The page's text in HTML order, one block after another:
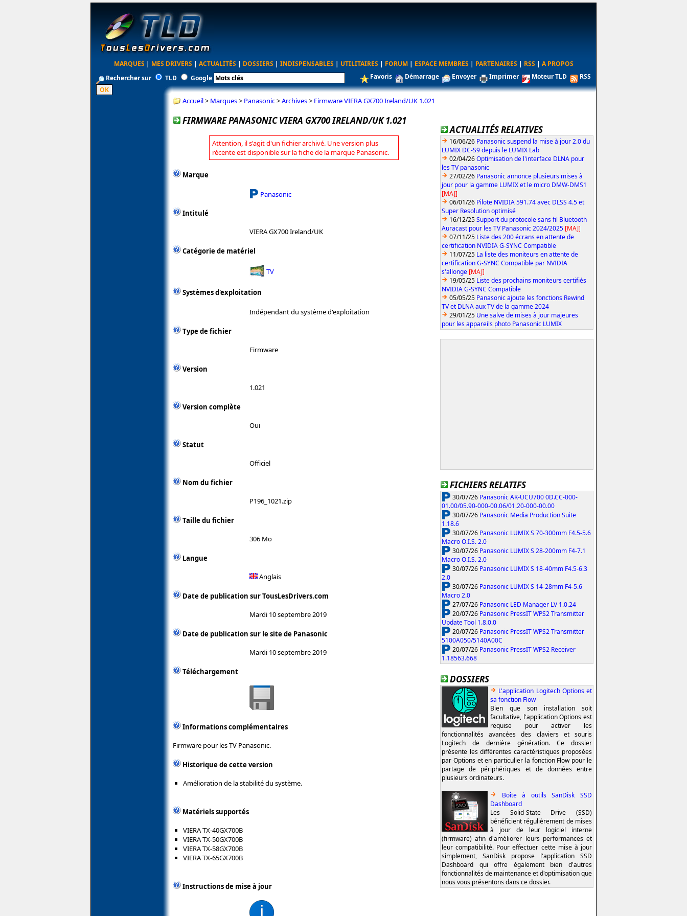
MARQUES | MES DRIVERS | ACTUALITÉS | DOSSIERS | INDISPENSABLES | UTILITAIRES | FORUM | ESPACE MEMBRES | PARTENAIRES | RSS | A PROPOS
Rechercher sur
TLD Google Favoris Démarrage Envoyer Imprimer Moteur TLD RSS
Accueil> Marques> Panasonic>Archives> Firmware VIERA GX700 Ireland/UK 1.021
FIRMWARE PANASONIC VIERA GX700 IRELAND/UK 1.021
Attention, il s'agit d'un fichier archivé. Une version plus
récente est disponible sur la fiche de la marque Panasonic.
Marque
Panasonic
Intitulé
VIERA GX700 Ireland/UK
Catégorie de matériel
TV
Systèmes d'exploitation
Indépendant du système d'exploitation
Type de fichier
Firmware
Version
1.021
Version complète
Oui
Statut
Officiel
Nom du fichier
P196_1021.zip
Taille du fichier
306 Mo
Langue
Anglais
Date de publication sur TousLesDrivers.com
Mardi 10 septembre 2019
Date de publication sur le site de Panasonic
Mardi 10 septembre 2019
Téléchargement
Informations complémentaires
Firmware pour les TV Panasonic.
Historique de cette version
Amélioration de la stabilité du système.
Matériels supportés
VIERA TX-40GX700B
VIERA TX-50GX700B
VIERA TX-58GX700B
VIERA TX-65GX700B
Instructions de mise à jour
ACTUALITÉS RELATIVES
16/06/26 Panasonic suspend la mise à jour 2.0 du
LUMIX DC-S9 depuis le LUMIX Lab
02/04/26Optimisation de l'interface DLNA pour
les TV panasonic
27/02/26 Panasonic annonce plusieurs mises à
jour pour la gamme LUMIX et le micro DMW-DMS1
[MAJ]
06/01/26 Pilote NVIDIA 591.74 avec DLSS 4.5 et
Super Resolution optimisé
16/12/25Support du protocole sans fil Bluetooth
Auracast pour les TV Panasonic 2024/2025 [MAJ]
07/11/25 Liste des 200 écrans en attente de
certification NVIDIA G-SYNC Compatible
11/07/25 La liste des moniteurs en attente de
certification G-SYNC Compatible par NVIDIA
s'allonge [MAJ]
19/05/25 Liste des prochains moniteurs certifiés
NVIDIA G-SYNC Compatible
05/05/25 Panasonic ajoute les fonctions Rewind
TV et DLNA aux TV de la gamme 2024
29/01/25 Une salve de mises à jour majeures
pour les appareils photo Panasonic LUMIX
FICHIERS RELATIFS
30/07/26 Panasonic AK-UCU700 0D.CC-000-
01.00/05.90-000-00.06/01.20-000-00.00
30/07/26 Panasonic Media Production Suite
1.18.6
30/07/26 Panasonic LUMIX S 70-300mm F4.5-5.6
Macro O.I.S. 2.0
30/07/26 Panasonic LUMIX S 28-200mm F4-7.1
Macro O.I.S. 2.0
30/07/26 Panasonic LUMIX S 18-40mm F4.5-6.3
2.0
30/07/26 Panasonic LUMIX S 14-28mm F4-5.6
Macro 2.0
27/07/26 Panasonic LED Manager LV 1.0.24
20/07/26 Panasonic PressIT WPS2 Transmitter
Update Tool 1.8.0.0
20/07/26 Panasonic PressIT WPS2 Transmitter
5100A050/5140A00C
20/07/26 Panasonic PressIT WPS2 Receiver
1.18563.668
DOSSIERS
L'application Logitech Options et
sa fonction Flow
Bien que son installation soit
facultative, l'application Options est
requise pour activer les
fonctionnalités avancées des claviers et souris
Logitech de dernière génération. Ce dossier
présente les différentes caractéristiques proposées
par Options et en particulier la fonction Flow pour le
partage de périphériques et de données entre
plusieurs ordinateurs.
Boîte à outils SanDisk SSD
Dashboard
Les Solid-State Drive (SSD)
bénéficient régulièrement de mises
à jour de leur logiciel interne
(firmware) afin d'améliorer leurs performances et
leur compatibilité. Pour effectuer cette mise à jour
simplement, SanDisk propose l'application SSD
Dashboard qui offre également bien d'autres
fonctionnalités de maintenance et d'optimisation que
nous vous présentons dans ce dossier.